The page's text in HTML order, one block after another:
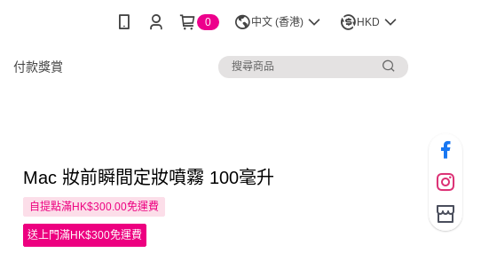
0 中文 (香港) HKD
付款獎賞
Mac 妝前瞬間定妝噴霧 100毫升
自提點滿HK$300.00免運費
送上門滿HK$300免運費